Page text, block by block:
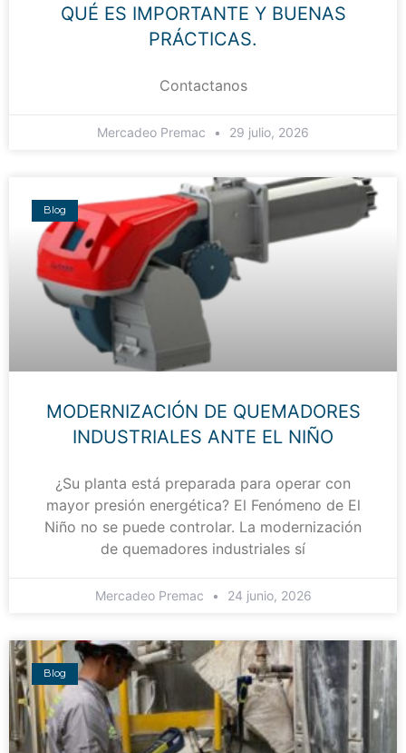
QUÉ ES IMPORTANTE Y BUENAS
PRÁCTICAS.
Contactanos
Mercadeo Premac 29 julio, 2026
Blog
MODERNIZACIÓN DE QUEMADORES
INDUSTRIALES ANTE EL NIÑO
¿Su planta está preparada para operar con
mayor presión energética? El Fenómeno de El
Niño no se puede controlar. La modernización
de quemadores industriales sí
Mercadeo Premac 24 junio, 2026
Blog